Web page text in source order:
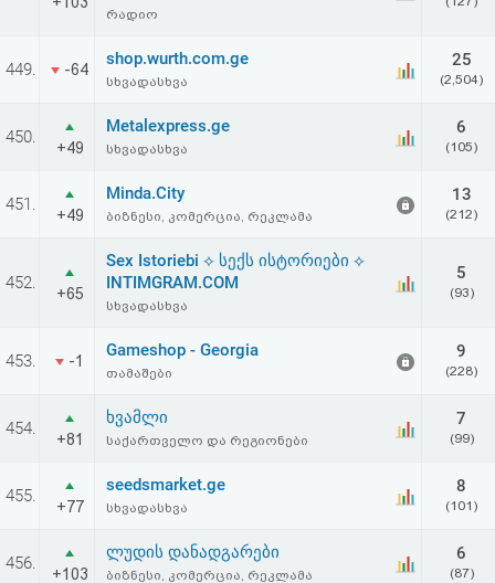
პასუხისმგებლობის
რადიო
449. -64
shop.wurth.com.ge
სხვადასხვა
25
(2,504)
450.
+49
Metalexpress.ge
სხვადასხვა
6
(105)
451.
+49
Minda.City
ბიზნესი, კომერცია, რეკლამა
13
(212)
452.
+65
Sex Istoriebi ⟡ სექს ისტორიები ⟡
INTIMGRAM.COM
სხვადასხვა
5
(93)
453. -1
Gameshop - Georgia
თამაშები
9
(228)
454.
+81
ხვამლი
საქართველო და რეგიონები
7
(99)
455.
+77
seedsmarket.ge
სხვადასხვა
8
(101)
456.
+103
ლუდის დანადგარები
ბიზნესი, კომერცია, რეკლამა
6
(87)